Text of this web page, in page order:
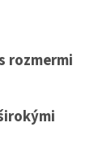
rozmermi